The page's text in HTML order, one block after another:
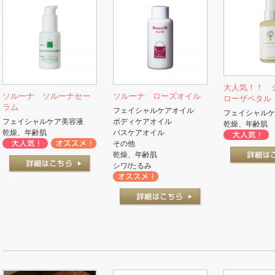
ソルーナ ソルーナセー
ラム
フェイシャルケア美容液
乾燥、年齢肌
ソルーナ ローズオイル
フェイシャルケアオイル
ボディケアオイル
バスケアオイル
その他
乾燥、年齢肌
シワ/たるみ
大人気！！
ローザペタ
フェイシャル
乾燥、年齢肌